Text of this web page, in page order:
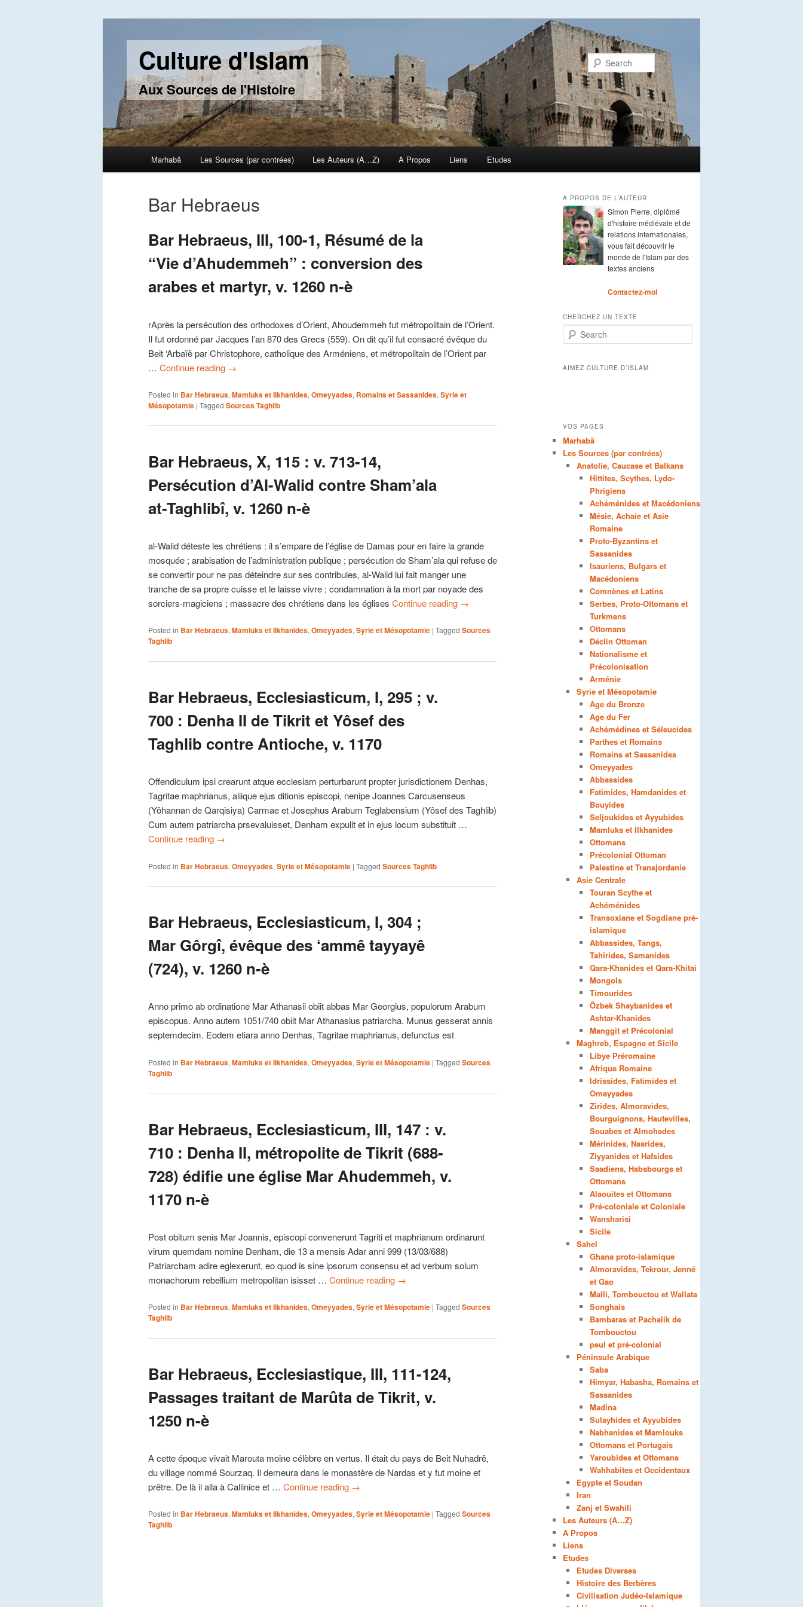
Culture d'Islam
Aux Sources de l'Histoire
Search
Skip to primary content
Skip to secondary content
Marhabâ Les Sources (par contrées) Les Auteurs (A…Z) A Propos Liens Etudes
Bar Hebraeus
Bar Hebraeus, III, 100-1, Résumé de la
“Vie d’Ahudemmeh” : conversion des
arabes et martyr, v. 1260 n-è
rAprès la persécution des orthodoxes d’Orient, Ahoudemmeh fut métropolitain de l’Orient.
Il fut ordonné par Jacques l’an 870 des Grecs (559). On dit qu’il fut consacré évêque du
Beit ‘Arbaïê par Christophore, catholique des Arméniens, et métropolitain de l’Orient par
… Continue reading →
Posted in Bar Hebraeus, Mamluks et Ilkhanides, Omeyyades, Romains et Sassanides, Syrie et
Mésopotamie | Tagged Sources Taghlib
Bar Hebraeus, X, 115 : v. 713-14,
Persécution d’Al-Walid contre Sham’ala
at-Taghlibî, v. 1260 n-è
al-Walid déteste les chrétiens : il s’empare de l’église de Damas pour en faire la grande
mosquée ; arabisation de l’administration publique ; persécution de Sham’ala qui refuse de
se convertir pour ne pas déteindre sur ses contribules, al-Walid lui fait manger une
tranche de sa propre cuisse et le laisse vivre ; condamnation à la mort par noyade des
sorciers-magiciens ; massacre des chrétiens dans les églises Continue reading →
Posted in Bar Hebraeus, Mamluks et Ilkhanides, Omeyyades, Syrie et Mésopotamie | Tagged Sources
Taghlib
Bar Hebraeus, Ecclesiasticum, I, 295 ; v.
700 : Denha II de Tikrit et Yôsef des
Taghlib contre Antioche, v. 1170
Offendiculum ipsi crearunt atque ecclesiam perturbarunt propter jurisdictionem Denhas,
Tagritae maphrianus, aliique ejus ditionis episcopi, nenipe Joannes Carcusenseus
(Yôhannan de Qarqisiya) Carmae et Josephus Arabum Teglabensium (Yôsef des Taghlib)
Cum autem patriarcha prsevaluisset, Denham expulit et in ejus locum substituit …
Continue reading →
Posted in Bar Hebraeus, Omeyyades, Syrie et Mésopotamie | Tagged Sources Taghlib
Bar Hebraeus, Ecclesiasticum, I, 304 ;
Mar Gôrgî, évêque des ‘ammê tayyayê
(724), v. 1260 n-è
Anno primo ab ordinatione Mar Athanasii obiit abbas Mar Georgius, populorum Arabum
episcopus. Anno autem 1051/740 obiit Mar Athanasius patriarcha. Munus gesserat annis
septemdecim. Eodem etiara anno Denhas, Tagritae maphrianus, defunctus est
Posted in Bar Hebraeus, Mamluks et Ilkhanides, Omeyyades, Syrie et Mésopotamie | Tagged Sources
Taghlib
Bar Hebraeus, Ecclesiasticum, III, 147 : v.
710 : Denha II, métropolite de Tikrit (688-
728) édifie une église Mar Ahudemmeh, v.
1170 n-è
Post obitum senis Mar Joannis, episcopi convenerunt Tagriti et maphrianum ordinarunt
virum quemdam nomine Denham, die 13 a mensis Adar anni 999 (13/03/688)
Patriarcham adire eglexerunt, eo quod is sine ipsorum consensu et ad verbum solum
monachorum rebellium metropolitan isisset … Continue reading →
Posted in Bar Hebraeus, Mamluks et Ilkhanides, Omeyyades, Syrie et Mésopotamie | Tagged Sources
Taghlib
Bar Hebraeus, Ecclesiastique, III, 111-124,
Passages traitant de Marûta de Tikrit, v.
1250 n-è
A cette époque vivait Marouta moine célèbre en vertus. Il était du pays de Beit Nuhadrê,
du village nommé Sourzaq. Il demeura dans le monastère de Nardas et y fut moine et
prêtre. De là il alla à Callinice et … Continue reading →
Posted in Bar Hebraeus,Mamluks et Ilkhanides,Omeyyades,Syrie et Mésopotamie | Tagged Sources
Taghlib
A PROPOS DE L’AUTEUR
Simon Pierre, diplômé
d'histoire médiévale et de
relations internationales,
vous fait découvrir le
monde de l'Islam par des
textes anciens
Contactez-moi
CHERCHEZ UN TEXTE
Search
AIMEZ CULTURE D’ISLAM
VOS PAGES
Marhabâ
Les Sources (par contrées)
Anatolie, Caucase et Balkans
Hittites, Scythes, Lydo-
Phrigiens
Achéménides et Macédoniens
Mésie, Achaie et Asie
Romaine
Proto-Byzantins et
Sassanides
Isauriens, Bulgars et
Macédoniens
Comnènes et Latins
Serbes, Proto-Ottomans et
Turkmens
Ottomans
Déclin Ottoman
Nationalisme et
Précolonisation
Arménie
Syrie et Mésopotamie
Age du Bronze
Age du Fer
Achémédines et Séleucides
Parthes et Romains
Romains et Sassanides
Omeyyades
Abbassides
Fatimides, Hamdanides et
Bouyides
Seljoukides et Ayyubides
Mamluks et Ilkhanides
Ottomans
Précolonial Ottoman
Palestine et Transjordanie
Asie Centrale
Touran Scythe et
Achéménides
Transoxiane et Sogdiane pré-
islamique
Abbassides, Tangs,
Tahirides, Samanides
Qara-Khanides et Qara-Khitai
Mongols
Timourides
Özbek Shaybanides et
Ashtar-Khanides
Manggit et Précolonial
Maghreb, Espagne et Sicile
Libye Préromaine
Afrique Romaine
Idrissides, Fatimides et
Omeyyades
Zirides, Almoravides,
Bourguignons, Hautevilles,
Souabes et Almohades
Mérinides, Nasrides,
Ziyyanides et Hafsides
Saadiens, Habsbourgs et
Ottomans
Alaouites et Ottomans
Pré-coloniale et Coloniale
Wansharisi
Sicile
Sahel
Ghana proto-islamique
Almoravides, Tekrour, Jenné
et Gao
Malli, Tombouctou et Wallata
Songhais
Bambaras et Pachalik de
Tombouctou
peul et pré-colonial
Péninsule Arabique
Saba
Himyar, Habasha, Romains et
Sassanides
Madina
Sulayhides et Ayyubides
Nabhanides et Mamlouks
Ottomans et Portugais
Yaroubides et Ottomans
Wahhabites et Occidentaux
Egypte et Soudan
Iran
Zanj et Swahili
Les Auteurs (A…Z)
A Propos
Liens
Etudes
Etudes Diverses
Histoire des Berbères
Civilisation Judéo-Islamique